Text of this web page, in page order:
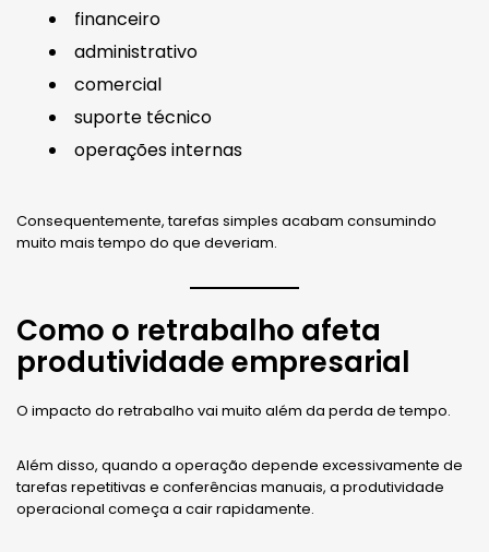
financeiro
administrativo
comercial
suporte técnico
operações internas
Consequentemente, tarefas simples acabam consumindo
muito mais tempo do que deveriam.
Como o retrabalho afeta
produtividade empresarial
O impacto do retrabalho vai muito além da perda de tempo.
Além disso, quando a operação depende excessivamente de
tarefas repetitivas e conferências manuais, a produtividade
operacional começa a cair rapidamente.